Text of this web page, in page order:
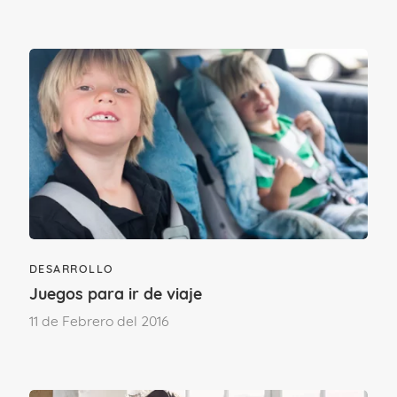
debemos estar prestos a mirar con
atención los motivos que le impulsan a
tener esta conducta.
DESARROLLO
Juegos para ir de viaje
11 de Febrero del 2016